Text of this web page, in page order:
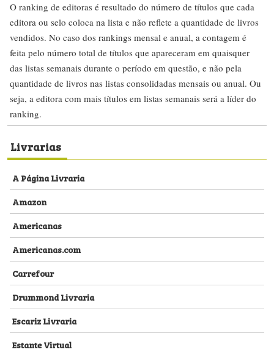
O ranking de editoras é resultado do número de títulos que cada
editora ou selo coloca na lista e não reflete a quantidade de livros
vendidos. No caso dos rankings mensal e anual, a contagem é
feita pelo número total de títulos que apareceram em quaisquer
das listas semanais durante o período em questão, e não pela
quantidade de livros nas listas consolidadas mensais ou anual. Ou
seja, a editora com mais títulos em listas semanais será a líder do
ranking.
Livrarias
A Página Livraria
Amazon
Americanas
Americanas.com
Carrefour
Drummond Livraria
Escariz Livraria
Estante Virtual